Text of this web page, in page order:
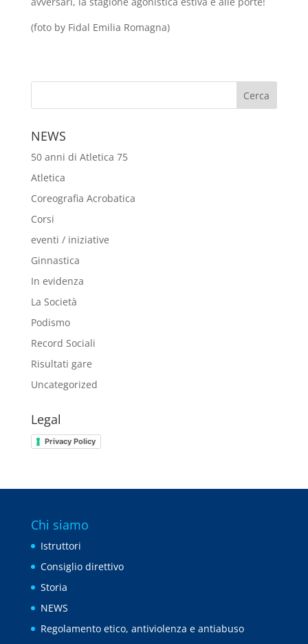
(foto by Fidal Emilia Romagna)
NEWS
50 anni di Atletica 75
Atletica
Coreografia Acrobatica
Corsi
eventi / iniziative
Ginnastica
In evidenza
La Società
Podismo
Record Sociali
Risultati gare
Uncategorized
Legal
Privacy Policy
Chi siamo
Istruttori
Consiglio direttivo
Storia
NEWS
Regolamento etico, antiviolenza e antiabuso